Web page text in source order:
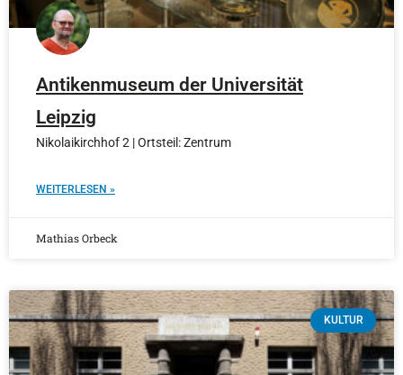
Antikenmuseum der Universität
Leipzig
Nikolaikirchhof 2 | Ortsteil: Zentrum
WEITERLESEN »
Mathias Orbeck
KULTUR